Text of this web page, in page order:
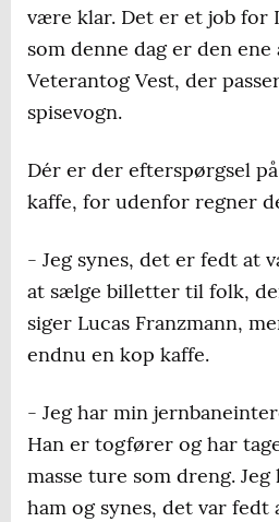
være klar. Det er et job for
som denne dag er den
Veterantog Vest, der
spisevogn.
Dér er der efterspørgsel
kaffe, for udenfor regner
- Jeg synes, det er fedt at
at sælge billetter til folk,
siger Lucas Franzmann,
endnu en kop kaffe.
- Jeg har min
Han er togfører og har
masse ture som dreng.
ham og synes, det var fedt